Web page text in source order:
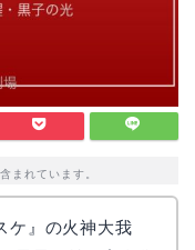
まれています。
ケ』の火神大我